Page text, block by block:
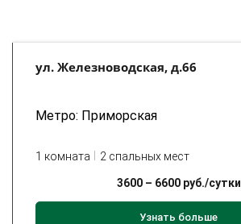
ул. Железноводская, д.66
Метро: Приморская
1 комната 2 спальных мест
3600– 6600руб./сутки
Узнать больше